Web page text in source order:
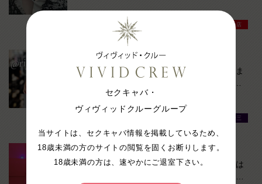
セクキャバ・
ヴィヴィッドクルーグループ
当サイトは、セクキャバ情報を掲載しているため、
18歳未満の方のサイトの閲覧を固くお断りします。
18歳未満の方は、速やかにご退室下さい。
本日も元気に営業中！今ならスムーズにご
案内可能です。
VIVIDCREW梅田堂山店
暑いですね💦
只今ご案内すぐです！暑い日が続いていま
待ちしております♪
Madame 2nd virgin 十三
ラストスパート‼
さぁ、皆様！ラストスパートです！明日は
店休日です！その前にワイワイ飲みましょ